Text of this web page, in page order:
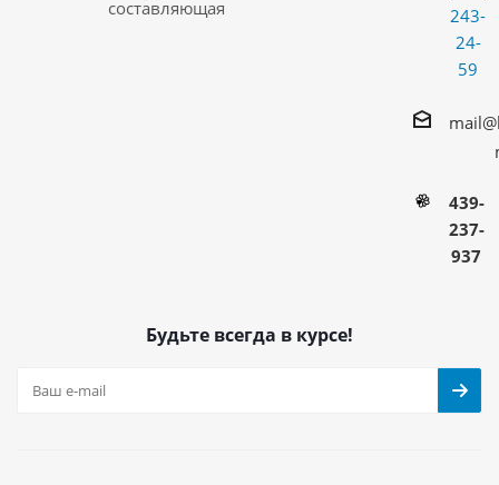
составляющая
243-
24-
59
439-
237-
937
Будьте всегда в курсе!